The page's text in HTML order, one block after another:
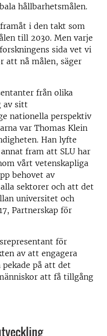
hållbarhetsmålen.
i den takt som
till 2030. Men varje
sida vet vi
att nå målen, säger
från olika
av sitt
nationella perspektiv
var Thomas Klein
Han lyfte
fram att SLU har
vårt vetenskapliga
behovet av
sektorer och att det
universitet och
Partnerskap för
för
av att engagera
på att det
att få tillgång